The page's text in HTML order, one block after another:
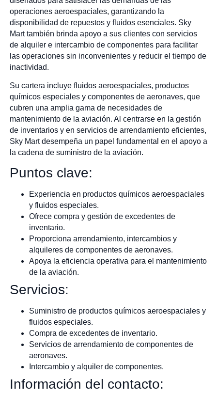
operaciones aeroespaciales, garantizando la
disponibilidad de repuestos y fluidos esenciales. Sky
Mart también brinda apoyo a sus clientes con servicios
de alquiler e intercambio de componentes para facilitar
las operaciones sin inconvenientes y reducir el tiempo de
inactividad.
Su cartera incluye fluidos aeroespaciales, productos
químicos especiales y componentes de aeronaves, que
cubren una amplia gama de necesidades de
mantenimiento de la aviación. Al centrarse en la gestión
de inventarios y en servicios de arrendamiento eficientes,
Sky Mart desempeña un papel fundamental en el apoyo a
la cadena de suministro de la aviación.
Puntos clave:
Experiencia en productos químicos aeroespaciales
y fluidos especiales.
Ofrece compra y gestión de excedentes de
inventario.
Proporciona arrendamiento, intercambios y
alquileres de componentes de aeronaves.
Apoya la eficiencia operativa para el mantenimiento
de la aviación.
Servicios:
Suministro de productos químicos aeroespaciales y
fluidos especiales.
Compra de excedentes de inventario.
Servicios de arrendamiento de componentes de
aeronaves.
Intercambio y alquiler de componentes.
Información del contacto: